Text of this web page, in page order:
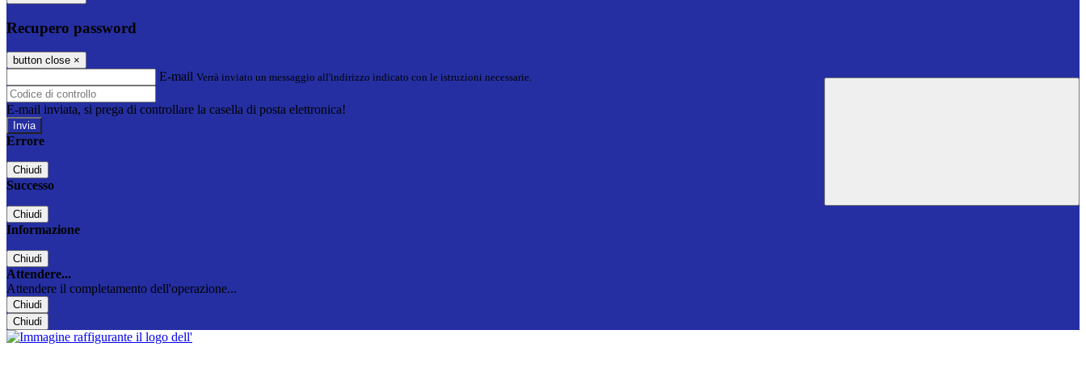
Recupero password
button close ×
E-mail Verrà inviato un messaggio all'indirizzo indicato con le istruzioni necessarie.
E-mail inviata, si prega di controllare la casella di posta elettronica!
Errore
Chiudi
Successo
Chiudi
Informazione
Chiudi
Attendere...
Attendere il completamento dell'operazione...
Chiudi
Chiudi